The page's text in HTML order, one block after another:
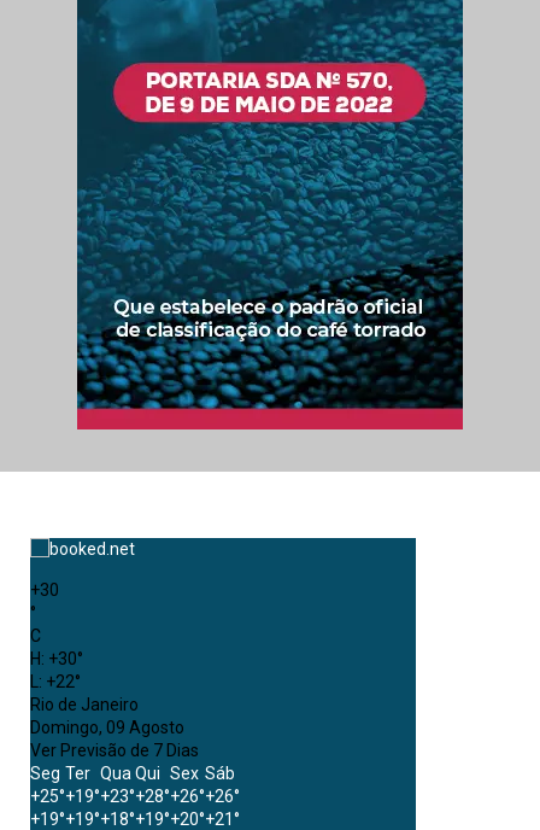
+30
°
C
H: +30°
L: +22°
Rio de Janeiro
Domingo, 09 Agosto
Ver Previsão de 7 Dias
Seg Ter Qua Qui Sex Sáb
+25°+19°+23°+28°+26°+26°
+19°+19°+18°+19°+20°+21°